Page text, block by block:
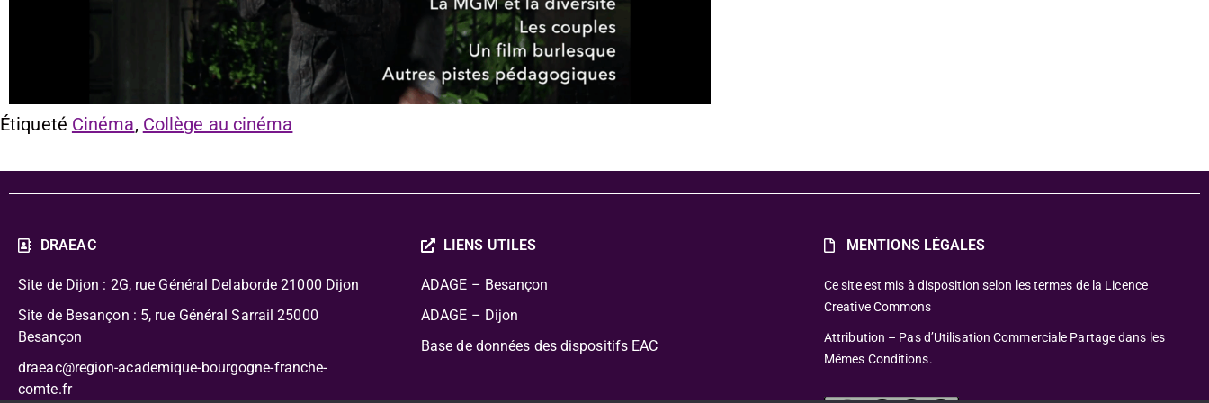
Étiqueté Cinéma, Collège au cinéma
DRAEAC
Site de Dijon : 2G, rue Général Delaborde 21000 Dijon
Site de Besançon : 5, rue Général Sarrail 25000
Besançon
draeac@region-academique-bourgogne-franche-
comte.fr
LIENS UTILES
ADAGE – Besançon
ADAGE – Dijon
Base de données des dispositifs EAC
MENTIONS LÉGALES
Ce site est mis à disposition selon les termes de la Licence
Creative Commons
Attribution – Pas d’Utilisation Commerciale Partage dans les
Mêmes Conditions.